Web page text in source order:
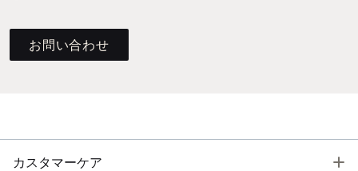
お問い合わせ
カスタマーケア